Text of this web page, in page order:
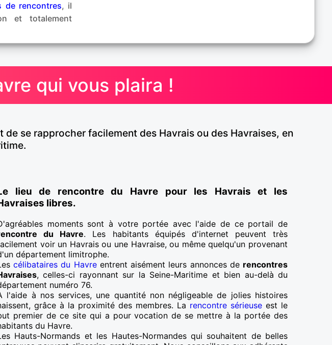
de rencontres, il
et totalement
qui vous plaira !
se rapprocher facilement des Havrais ou des Havraises, en
lieu de rencontre du Havre pour les Havrais et les
libres.
moments sont à votre portée avec l'aide de ce portail de
du Havre. Les habitants équipés d'internet peuvent très
voir un Havrais ou une Havraise, ou même quelqu'un provenant
département limitrophe.
célibataires du Havreentrent aisément leurs annonces de rencontres
, celles-ci rayonnant sur la Seine-Maritime et bien au-delà du
numéro 76.
l'aide à nos services, une quantité non négligeable de jolies histoires
grâce à la proximité des membres. La rencontre sérieuse est le
premier de ce site qui a pour vocation de se mettre à la portée des
du Havre.
Hauts-Normands et les Hautes-Normandes qui souhaitent de belles